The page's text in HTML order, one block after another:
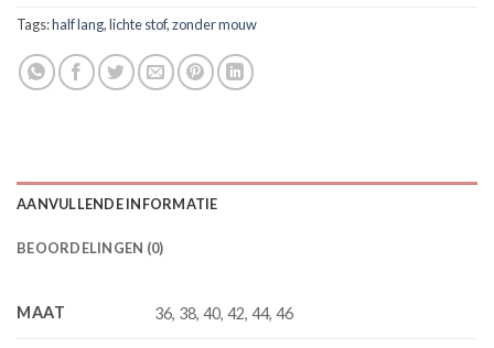
Tags:half lang,lichte stof,zonder mouw
AANVULLENDE INFORMATIE
BEOORDELINGEN (0)
MAAT 36, 38, 40, 42, 44, 46